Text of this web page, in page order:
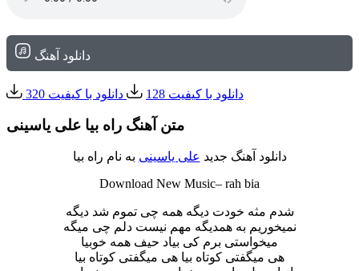
دانلود آهنگ
دانلود با کیفیت 128 دانلود با کیفیت 320
متن آهنگ راه بیا علی یاسینی
دانلود آهنگ جدید علی یاسینی به نام راه بیا
Download New Music– rah bia
شدم مثه خودت دیگه همه چی تموم شد دیگه
نمیخوریم به همدیگه مهم نیست دلم چی میگه
میخواستی برم کی بیاد حیف همه خوبیا
هی میگفتی کوتاه بیا هی میگفتی کوتاه بیا